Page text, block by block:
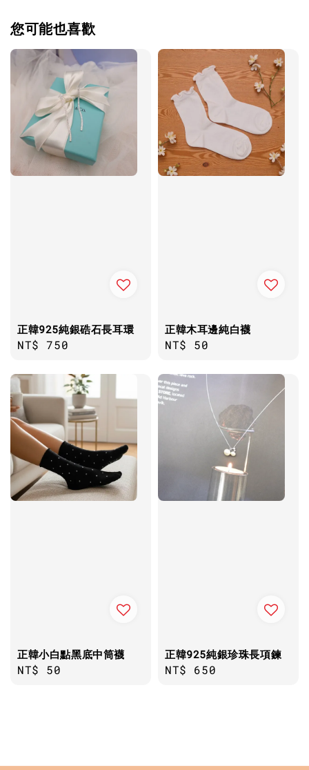
您可能也喜歡
正韓925純銀硞石長耳環
Regular
NT$ 750
正韓木耳邊純白襪
Regular
NT$ 50
正韓小白點黑底中筒襪
Regular
NT$ 50
正韓925純銀珍珠長項鍊
Regular
NT$ 650